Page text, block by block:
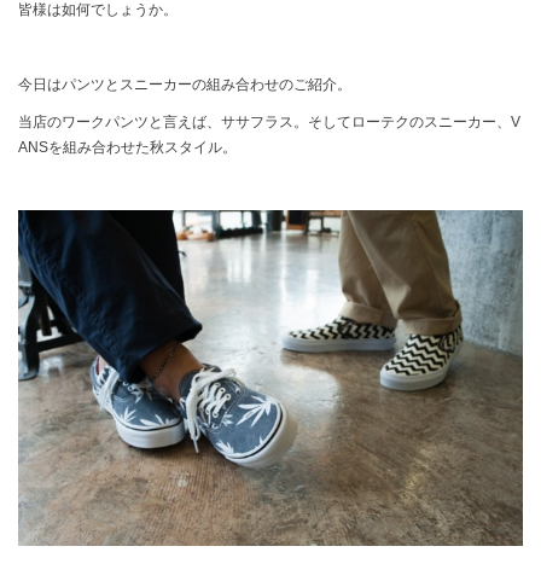
皆様は如何でしょうか。
今日はパンツとスニーカーの組み合わせのご紹介。
当店のワークパンツと言えば、ササフラス。そしてローテクのスニーカー、V
ANSを組み合わせた秋スタイル。